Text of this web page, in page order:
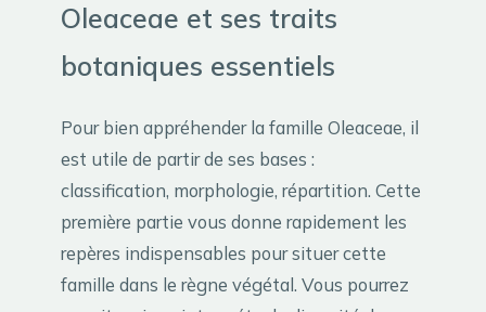
Oleaceae et ses traits
botaniques essentiels
Pour bien appréhender la famille Oleaceae, il
est utile de partir de ses bases :
classification, morphologie, répartition. Cette
première partie vous donne rapidement les
repères indispensables pour situer cette
famille dans le règne végétal. Vous pourrez